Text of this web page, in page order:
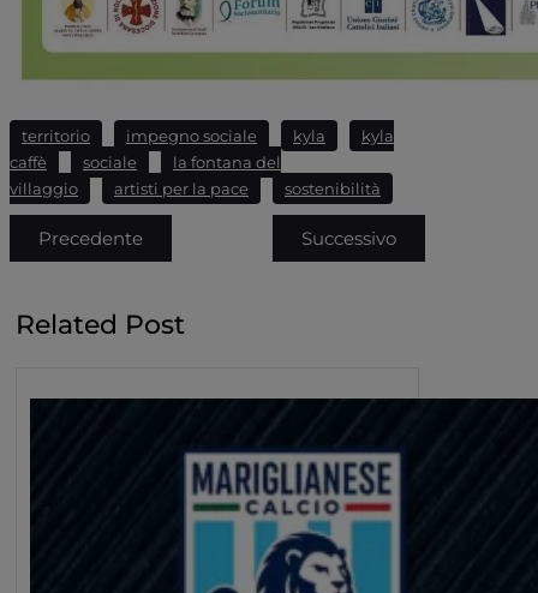
territorio impegno sociale kyla
kyla
caffè
sociale
la fontana del
villaggio
artisti per la pace sostenibilità
Precedente Successivo
Related Post